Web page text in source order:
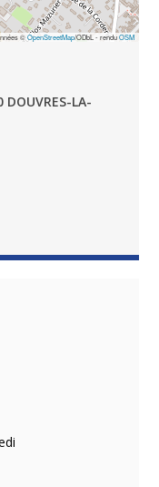
©OpenStreetMap/ODbL - renduOSM
LA-